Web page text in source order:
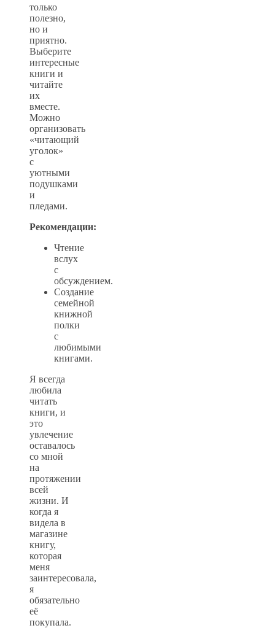
только
полезно,
но и
приятно.
Выберите
интересные
книги и
читайте
их
вместе.
Можно
организовать
«читающий
уголок»
с
уютными
подушками
и
пледами.
Рекомендации:
Чтение
вслух
с
обсуждением.
Создание
семейной
книжной
полки
с
любимыми
книгами.
Я всегда
любила
читать
книги, и
это
увлечение
оставалось
со мной
на
протяжении
всей
жизни. И
когда я
видела в
магазине
книгу,
которая
меня
заинтересовала,
я
обязательно
её
покупала.